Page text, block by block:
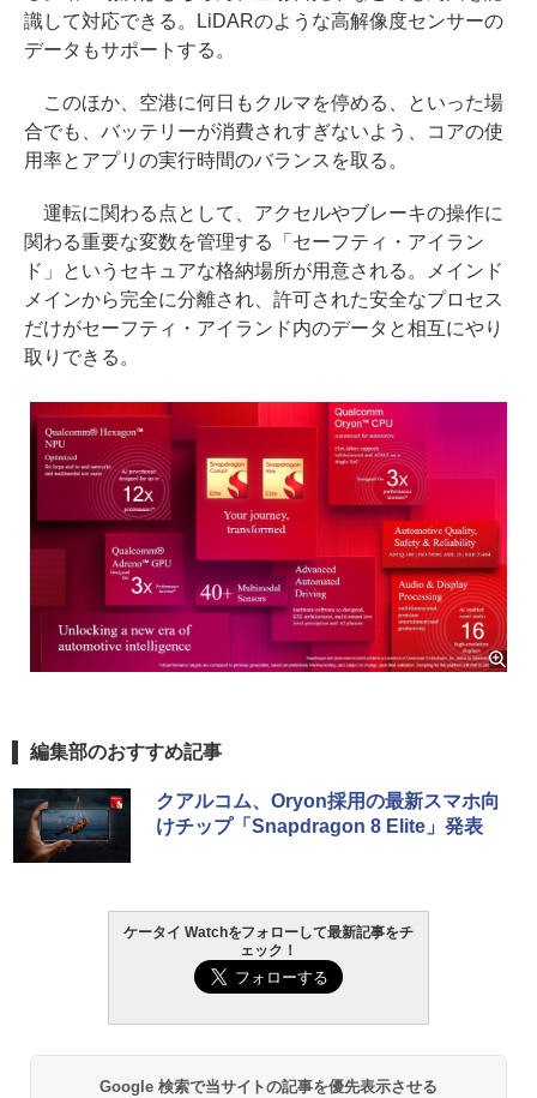
識して対応できる。LiDARのような高解像度センサーの
データもサポートする。
このほか、空港に何日もクルマを停める、といった場
合でも、バッテリーが消費されすぎないよう、コアの使
用率とアプリの実行時間のバランスを取る。
運転に関わる点として、アクセルやブレーキの操作に
関わる重要な変数を管理する「セーフティ・アイラン
ド」というセキュアな格納場所が用意される。メインド
メインから完全に分離され、許可された安全なプロセス
だけがセーフティ・アイランド内のデータと相互にやり
取りできる。
編集部のおすすめ記事
クアルコム、Oryon採用の最新スマホ向
けチップ「Snapdragon 8 Elite」発表
ケータイ Watchをフォローして最新記事をチ
ェック！
Google 検索で当サイトの記事を優先表示させる